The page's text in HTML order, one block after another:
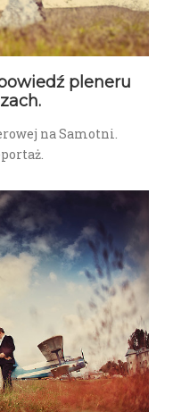
pleneru
na Samotni.